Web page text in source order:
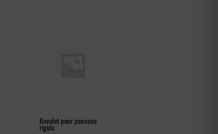
Bavolet pour panneau
rigide